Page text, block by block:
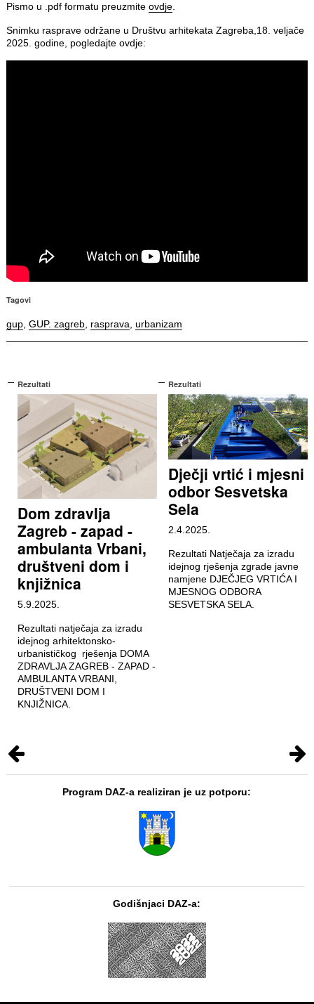
Pismo u .pdf formatu preuzmite ovdje.
Snimku rasprave održane u Društvu arhitekata Zagreba,18. veljače
2025. godine, pogledajte ovdje:
Tagovi
gup, GUP. zagreb, rasprava urbanizam
Rezultati
Dom zdravlja
Zagreb - zapad -
ambulanta Vrbani,
društveni dom i
knjižnica
5.9.2025.
Rezultati natječaja za izradu
idejnog arhitektonsko-
urbanističkog rješenja DOMA
ZDRAVLJA ZAGREB - ZAPAD -
AMBULANTA VRBANI,
DRUŠTVENI DOM I
KNJIŽNICA.
Rezultati
Dječji vrtić i mjesni
odbor Sesvetska
Sela
2.4.2025.
Rezultati Natječaja za izradu
idejnog rješenja zgrade javne
namjene DJEČJEG VRTIĆA I
MJESNOG ODBORA
SESVETSKA SELA.
Program DAZ-a realiziran je uz potporu:
Godišnjaci DAZ-a: